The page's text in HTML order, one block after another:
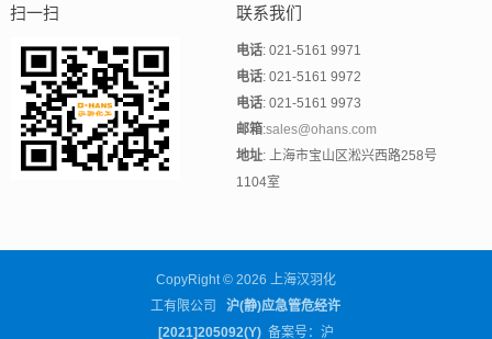
扫一扫 联系我们
电话: 021-5161 9971
电话: 021-5161 9972
电话: 021-5161 9973
邮箱:sales@ohans.com
地址: 上海市宝山区淞兴西路258号
1104室
CopyRight © 2026 上海汉羽化
工有限公司
沪(静)应急管危经许
[2021]205092(Y) 备案号：沪